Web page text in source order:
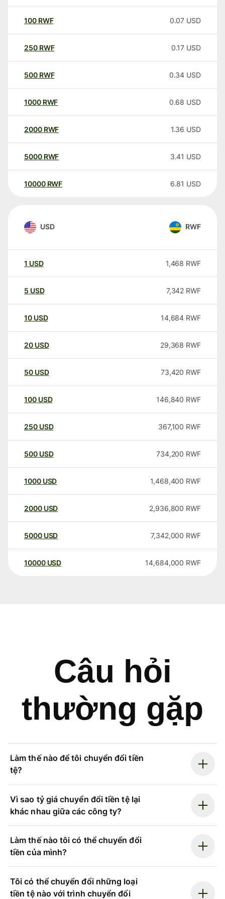
100 RWF 0.07 USD
250 RWF 0.17 USD
500 RWF 0.34 USD
1000 RWF 0.68 USD
2000 RWF 1.36 USD
5000 RWF 3.41 USD
10000 RWF 6.81 USD
USD RWF
1 USD 1,468 RWF
5 USD 7,342 RWF
10 USD 14,684 RWF
20 USD 29,368 RWF
50 USD 73,420 RWF
100 USD 146,840 RWF
250 USD 367,100 RWF
500 USD 734,200 RWF
1000 USD 1,468,400 RWF
2000 USD 2,936,800 RWF
5000 USD 7,342,000 RWF
10000 USD 14,684,000 RWF
Câu hỏi
thường gặp
Làm thế nào để tôi chuyển đổi tiền
tệ?
Vì sao tỷ giá chuyển đổi tiền tệ lại
khác nhau giữa các công ty?
Làm thế nào tôi có thể chuyển đổi
tiền của mình?
Tôi có thể chuyển đổi những loại
tiền tệ nào với trình chuyển đổi